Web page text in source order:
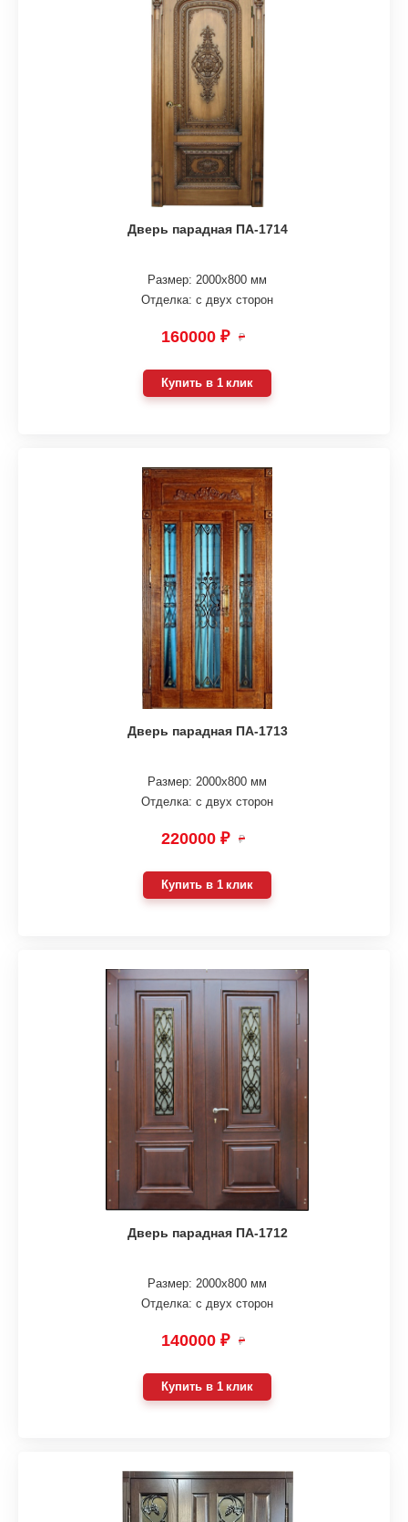
Дверь парадная ПА-1714
Размер: 2000х800 мм
Отделка: с двух сторон
160000 ₽ ₽
Купить в 1 клик
Дверь парадная ПА-1713
Размер: 2000х800 мм
Отделка: с двух сторон
220000 ₽ ₽
Купить в 1 клик
Дверь парадная ПА-1712
Размер: 2000х800 мм
Отделка: с двух сторон
140000 ₽ ₽
Купить в 1 клик